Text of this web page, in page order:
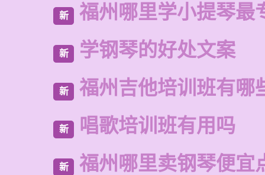
新 福州哪里学小提琴最
新 学钢琴的好处文案
新 福州吉他培训班有哪
新 唱歌培训班有用吗
新 福州哪里卖钢琴便宜